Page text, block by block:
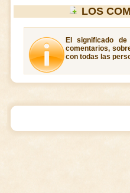
LOS
El significado
comentarios,
con todas las